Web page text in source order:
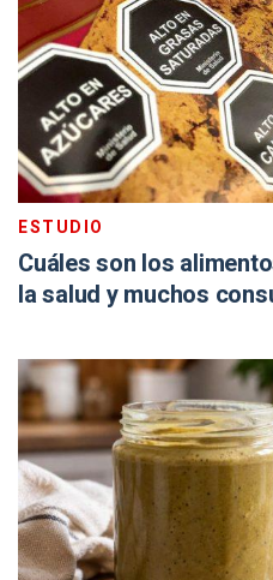
ESTUDIO
Cuáles son los
la salud y muchos